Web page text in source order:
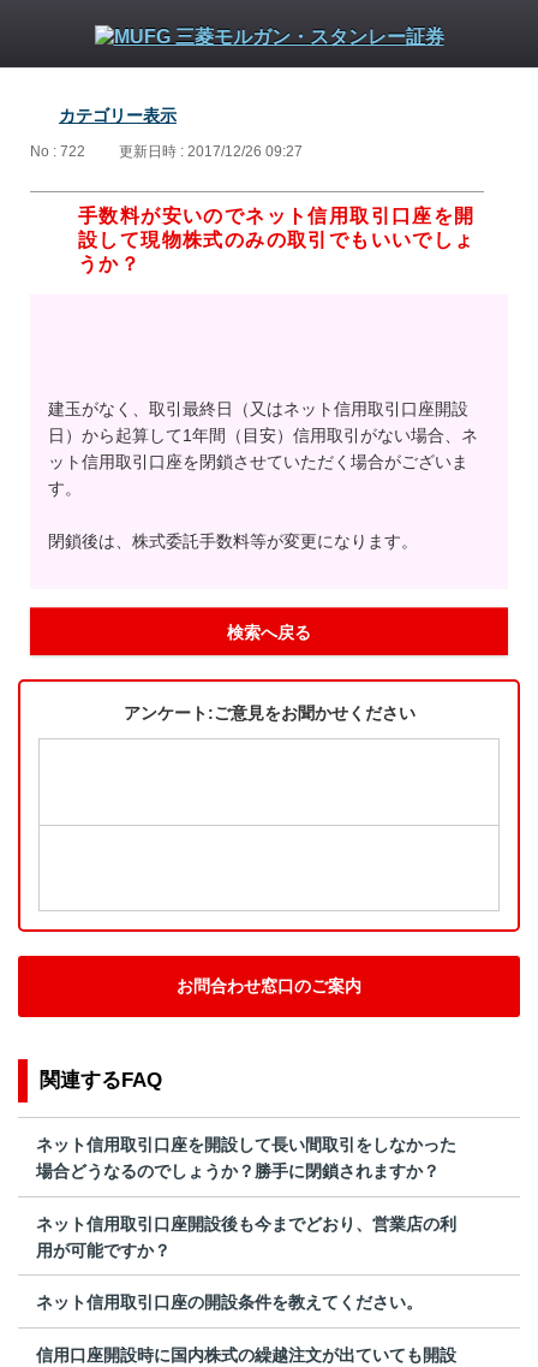
カテゴリー表示
No : 722 更新日時 : 2017/12/26 09:27
手数料が安いのでネット信用取引口座を開
設して現物株式のみの取引でもいいでしょ
うか？
建玉がなく、取引最終日（又はネット信用取引口座開設
日）から起算して1年間（目安）信用取引がない場合、ネ
ット信用取引口座を閉鎖させていただく場合がございま
す。
閉鎖後は、株式委託手数料等が変更になります。
検索へ戻る
アンケート:ご意見をお聞かせください
お問合わせ窓口のご案内
関連するFAQ
ネット信用取引口座を開設して長い間取引をしなかった
場合どうなるのでしょうか？勝手に閉鎖されますか？
ネット信用取引口座開設後も今までどおり、営業店の利
用が可能ですか？
ネット信用取引口座の開設条件を教えてください。
信用口座開設時に国内株式の繰越注文が出ていても開設